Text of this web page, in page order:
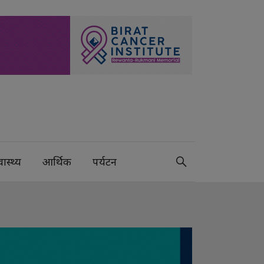
आर्थिक पर्यटन